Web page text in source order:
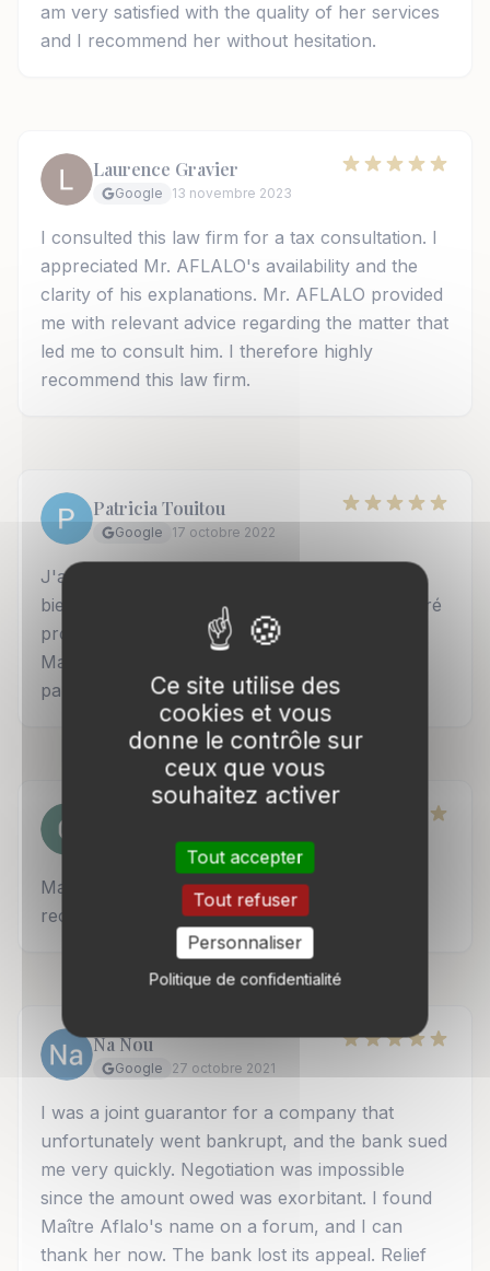
am very satisfied with the quality of her services
and I recommend her without hesitation.
Laurence Gravier
Google 13 novembre 2023
I consulted this law firm for a tax consultation. I
appreciated Mr. AFLALO's availability and the
clarity of his explanations. Mr. AFLALO provided
me with relevant advice regarding the matter that
led me to consult him. I therefore highly
recommend this law firm.
Patricia Touitou
Google 17 octobre 2022
J'ai eu un rdv avec cette avocate, il s'est très
bien passé, avec une grande écoute et un sacré
professionnalisme, je vous remercie encore,
Maître, pour le résultat qu me convient
parfaitement.
4 mars 2022
Maître Aflalo a été de très bon conseil, je la
recommande !
Na Nou
Google 27 octobre 2021
I was a joint guarantor for a company that
unfortunately went bankrupt, and the bank sued
me very quickly. Negotiation was impossible
since the amount owed was exorbitant. I found
Maître Aflalo's name on a forum, and I can
thank her now. The bank lost its appeal. Relief
Ce site utilise des
cookies et vous
donne le contrôle sur
ceux que vous
souhaitez activer
Tout accepter
Tout refuser
Personnaliser
Politique de confidentialité